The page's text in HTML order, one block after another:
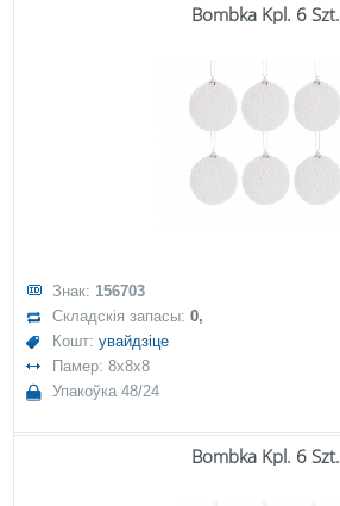
Bombka Kpl. 6 Szt.
Знак: 156703
Складскія запасы:0,
Кошт:увайдзіце
Памер: 8x8x8
Упакоўка 48/24
Bombka Kpl. 6 Szt.